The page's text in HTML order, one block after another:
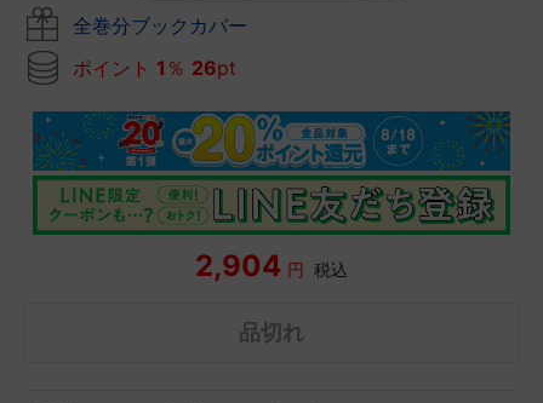
全巻分ブックカバー
ポイント 1 ％ 26pt
2,904 円 税込
品切れ